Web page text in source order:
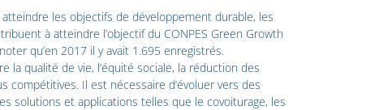
les objectifs de développement durable, les
à atteindre l’objectif du CONPES Green Growth
qu’en 2017 il y avait 1.695 enregistrés.
qualité de vie, l’équité sociale, la réduction des
compétitives. Il est nécessaire d’évoluer vers des
solutions et applications telles que le covoiturage, les